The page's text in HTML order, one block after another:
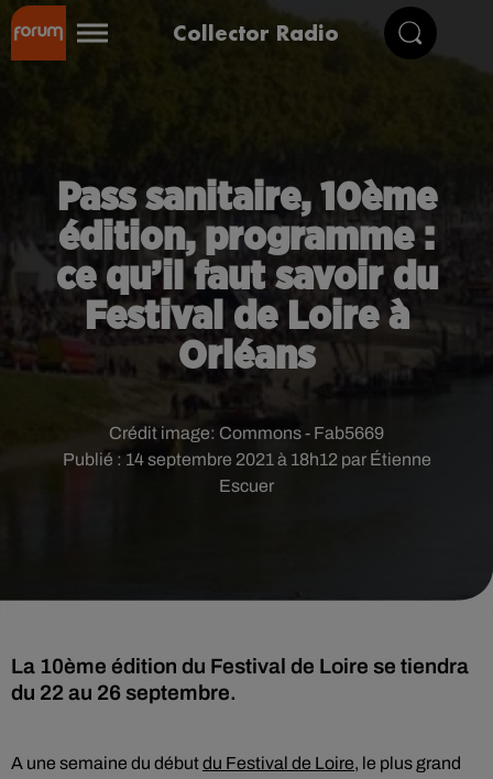
Collector Radio
Pass sanitaire, 10ème
édition, programme :
ce qu’il faut savoir du
Festival de Loire à
Orléans
Publié : 14 septembre 2021 à 18h12 par Étienne
Escuer
Crédit image: Commons - Fab5669
La 10ème édition du Festival de Loire se tiendra
du 22 au 26 septembre.
A une semaine du débutdu Festival de Loire, le plus grand